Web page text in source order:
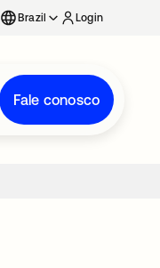
Brazil Login
Fale conosco